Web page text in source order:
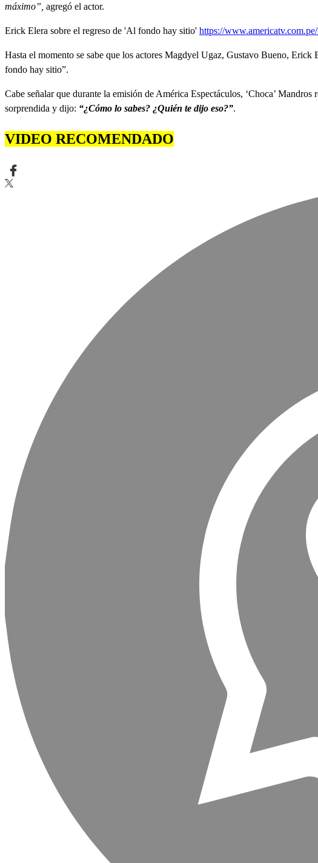
máximo”, agregó el actor.
Erick Elera sobre el regreso de 'Al fondo hay sitio' https://
Hasta el momento se sabe que los actores Magdyel Ugaz, Gustavo Bueno,
fondo hay sitio”.
Cabe señalar que durante la emisión de América Espectáculos, ‘Choca’
sorprendida y dijo: “¿Cómo lo sabes? ¿Quién te dijo eso?”.
VIDEO RECOMENDADO